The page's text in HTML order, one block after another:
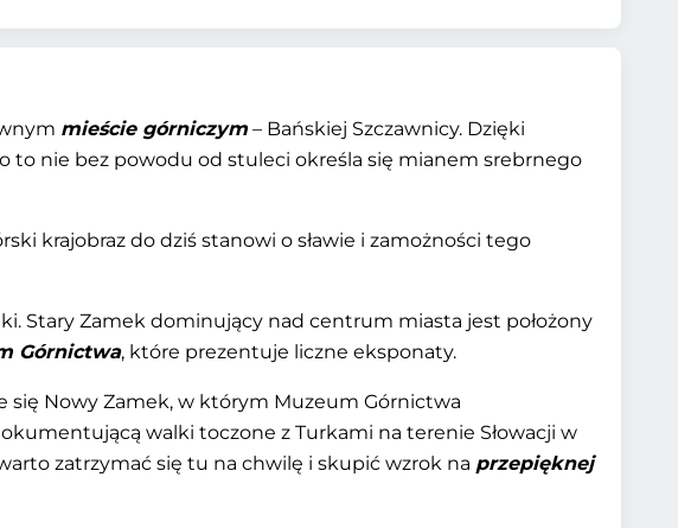
mieście górniczym – Bańskiej Szczawnicy. Dzięki
to nie bez powodu od stuleci określa się mianem srebrnego
krajobraz do dziś stanowi o sławie i zamożności tego
Stary Zamek dominujący nad centrum miasta jest położony
Górnictwa, które prezentuje liczne eksponaty.
się Nowy Zamek, w którym Muzeum Górnictwa
walki toczone z Turkami na terenie Słowacji w
zatrzymać się tu na chwilę i skupić wzrok na przepięknej